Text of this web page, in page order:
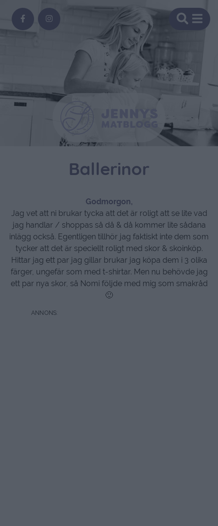
Ballerinor
Godmorgon,
Jag vet att ni brukar tycka att det är roligt att se lite vad
jag handlar / shoppas så då & då kommer lite sådana
inlägg också. Egentligen tillhör jag faktiskt inte dem som
tycker att det är speciellt roligt med skor & skoinköp.
Hittar jag ett par jag gillar brukar jag köpa dem i 3 olika
färger, ungefär som med t-shirtar. Men nu behövde jag
ett par nya skor, så Nomi följde med mig som smakråd
🙂